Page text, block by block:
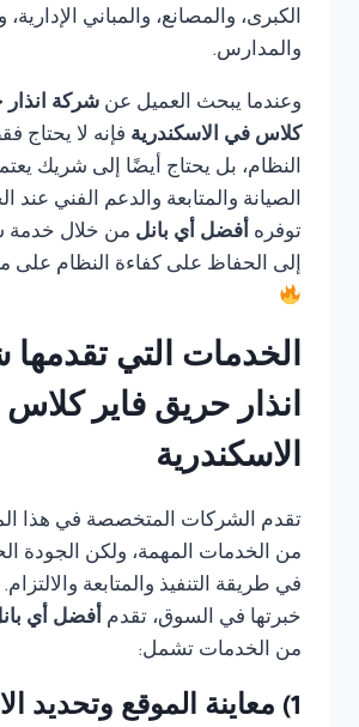
الكبرى، والمصانع، والمباني
والمدارس.
وعندما يبحث العميل عن شركة انذار
كلاس في الاسكندرية فإنه لا يحتاج
النظام، بل يحتاج أيضًا إلى شريك
الصيانة والمتابعة والدعم الفني عند
توفره أفضل أي بانل من خلال خدمة
إلى الحفاظ على كفاءة النظام على
الخدمات التي تقدمها
انذار حريق فاير
الاسكندرية
تقدم الشركات المتخصصة في هذا
من الخدمات المهمة، ولكن الجودة
في طريقة التنفيذ والمتابعة
خبرتها في السوق، تقدم أفضل أي
من الخدمات تشمل:
1) معاينة الموقع وتحديد الاحتياجات